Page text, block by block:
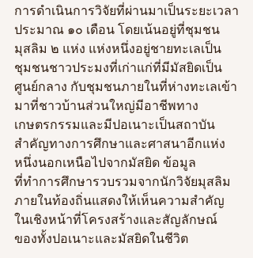
การดำเนินการวิจัยที่ผ่านมาเป็นระยะเวลา
ประมาณ ๑๐ เดือน โดยเน้นอยู่ที่ชุมชน
มุสลิม ๒ แห่ง แห่งหนึ่งอยู่ชายทะเลเป็น
ชุมชนชาวประมงที่เก่าแก่ที่มีมัสยิดเป็น
ศูนย์กลาง กับชุมชนภายในที่ห่างทะเลเข้า
มาที่ชาวบ้านส่วนใหญ่มีอาชีพทาง
เกษตรกรรมและมีปอเนาะเป็นสถาบัน
สำคัญทางการศึกษาและศาสนาอีกแห่ง
หนึ่งนอกเหนือไปจากมัสยิด ข้อมูล
ที่ทำการศึกษารวบรวมจากนักวิจัยมุสลิม
ภายในท้องถิ่นแสดงให้เห็นความสำคัญ
ในเชิงหน้าที่โครงสร้างและสัญลักษณ์
ของทั้งปอเนาะและมัสยิดในชีวิต